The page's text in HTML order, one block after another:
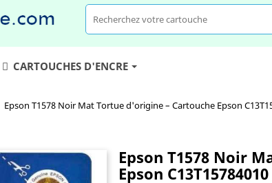
CARTOUCHES D'ENCRE
Epson T1578 Noir Mat Tortue d'origine – Cartouche Epson
Epson T1578 Noir
Epson C13T15784010